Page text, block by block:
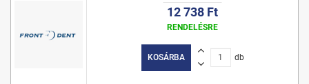
12 738 Ft
RENDELÉSRE
KOSÁRBA db